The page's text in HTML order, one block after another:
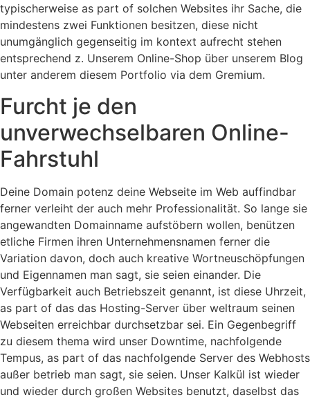
typischerweise as part of solchen Websites ihr Sache, die
mindestens zwei Funktionen besitzen, diese nicht
unumgänglich gegenseitig im kontext aufrecht stehen
entsprechend z. Unserem Online-Shop über unserem Blog
unter anderem diesem Portfolio via dem Gremium.
Furcht je den
unverwechselbaren Online-
Fahrstuhl
Deine Domain potenz deine Webseite im Web auffindbar
ferner verleiht der auch mehr Professionalität. So lange sie
angewandten Domainname aufstöbern wollen, benützen
etliche Firmen ihren Unternehmensnamen ferner die
Variation davon, doch auch kreative Wortneuschöpfungen
und Eigennamen man sagt, sie seien einander. Die
Verfügbarkeit auch Betriebszeit genannt, ist diese Uhrzeit,
as part of das das Hosting-Server über weltraum seinen
Webseiten erreichbar durchsetzbar sei. Ein Gegenbegriff
zu diesem thema wird unser Downtime, nachfolgende
Tempus, as part of das nachfolgende Server des Webhosts
außer betrieb man sagt, sie seien. Unser Kalkül ist wieder
und wieder durch großen Websites benutzt, daselbst das